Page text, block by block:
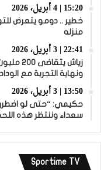
15:20 | 4 أبريل، 2026
خطير .. دومو يتعرض
منزله
22:41 | 3 أبريل، 2026
ونهاية التجربة مع
13:50 | 3 أبريل، 2026
حكيمي: “حتى لو
سعداء وننتظر هذه
Sportime TV